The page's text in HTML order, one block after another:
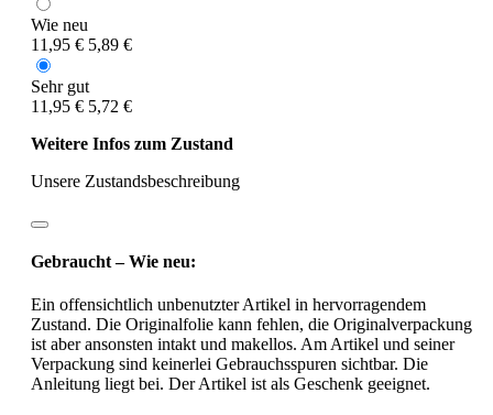
Wie neu
11,95 € 5,89 €
Sehr gut
11,95 € 5,72 €
Weitere Infos zum Zustand
Unsere Zustandsbeschreibung
Gebraucht – Wie neu:
Ein offensichtlich unbenutzter Artikel in hervorragendem
Zustand. Die Originalfolie kann fehlen, die Originalverpackung
ist aber ansonsten intakt und makellos. Am Artikel und seiner
Verpackung sind keinerlei Gebrauchsspuren sichtbar. Die
Anleitung liegt bei. Der Artikel ist als Geschenk geeignet.